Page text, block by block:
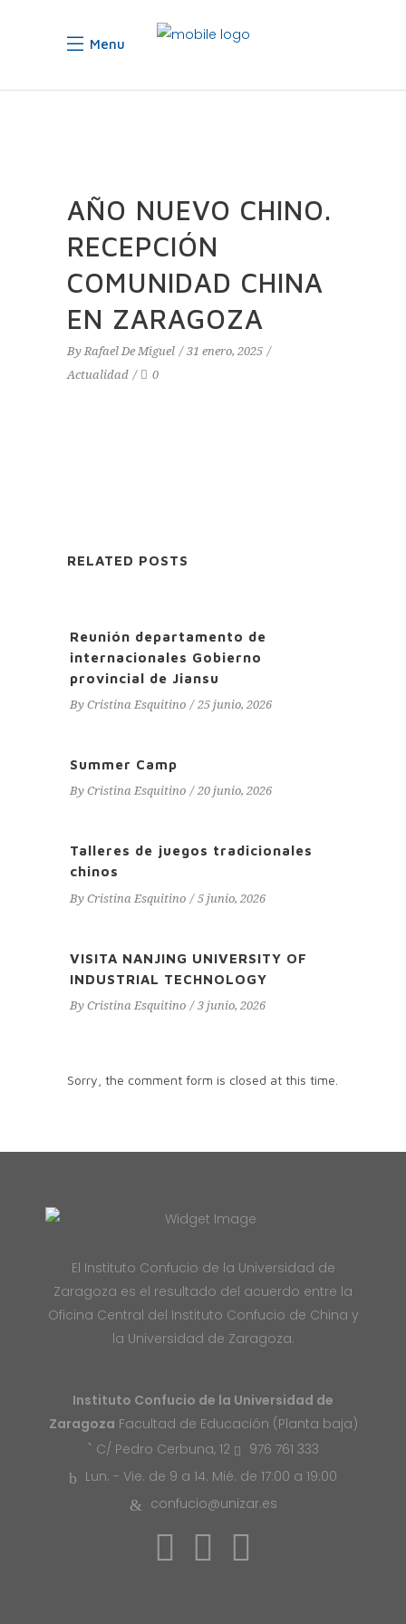
Menu
AÑO NUEVO CHINO.
RECEPCIÓN
COMUNIDAD CHINA
EN ZARAGOZA
By Rafael De Miguel
31 enero, 2025
Actualidad
0
RELATED POSTS
Reunión departamento de
internacionales Gobierno
provincial de Jiansu
By Cristina Esquitino 25 junio, 2026
Summer Camp
By Cristina Esquitino 20 junio, 2026
Talleres de juegos tradicionales
chinos
By Cristina Esquitino 5 junio, 2026
VISITA NANJING UNIVERSITY OF
INDUSTRIAL TECHNOLOGY
By Cristina Esquitino 3 junio, 2026
Sorry, the comment form is closed at this time.
El Instituto Confucio de la Universidad de
Zaragoza es el resultado del acuerdo entre la
Oficina Central del Instituto Confucio de China y
la Universidad de Zaragoza.
Instituto Confucio de la Universidad de
Zaragoza Facultad de Educación (Planta baja)
C/ Pedro Cerbuna, 12
976 761 333
Lun. - Vie. de 9 a 14. Mié. de 17:00 a 19:00
confucio@unizar.es